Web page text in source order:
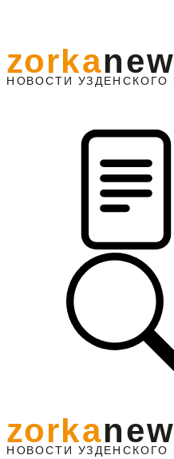
НО ВОСТИ УЗДЕНС КО ГО
zorkanew